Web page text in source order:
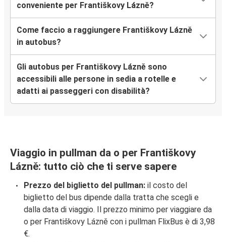
conveniente per Františkovy Lázně?
Come faccio a raggiungere Františkovy Lázně
in autobus?
Gli autobus per Františkovy Lázně sono
accessibili alle persone in sedia a rotelle e
adatti ai passeggeri con disabilità?
Viaggio in pullman da o per Františkovy
Lázně: tutto ciò che ti serve sapere
Prezzo del biglietto del pullman: il costo del
biglietto del bus dipende dalla tratta che scegli e
dalla data di viaggio. Il prezzo minimo per viaggiare da
o per Františkovy Lázně con i pullman FlixBus è di 3,98
€.